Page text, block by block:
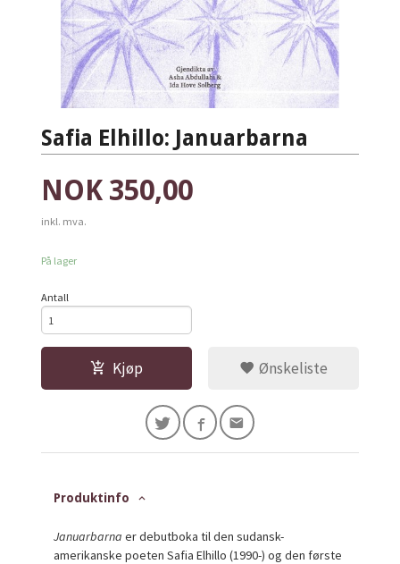
Safia Elhillo: Januarbarna
Pris
NOK 350,00
inkl. mva.
På lager
Antall
Kjøp Ønskeliste
Produktinfo
Januarbarna er debutboka til den sudansk-
amerikanske poeten Safia Elhillo (1990-) og den første